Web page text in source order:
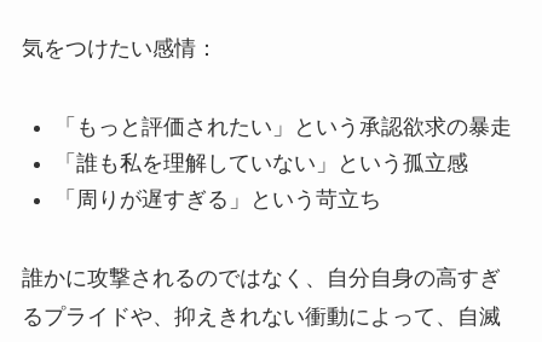
気をつけたい感情：
「もっと評価されたい」という承認欲求の暴走
「誰も私を理解していない」という孤立感
「周りが遅すぎる」という苛立ち
誰かに攻撃されるのではなく、自分自身の高すぎ
るプライドや、抑えきれない衝動によって、自滅